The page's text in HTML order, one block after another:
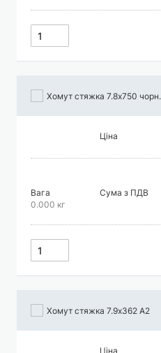
Хомут стяжка 7.8х750 чорн.
Ціна
Вага
0.000 кг
Сума з ПДВ
Хомут стяжка 7.9х362 А2
Ціна